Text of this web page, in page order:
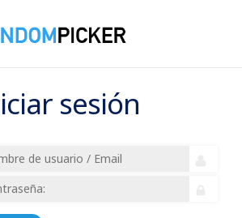
sesión